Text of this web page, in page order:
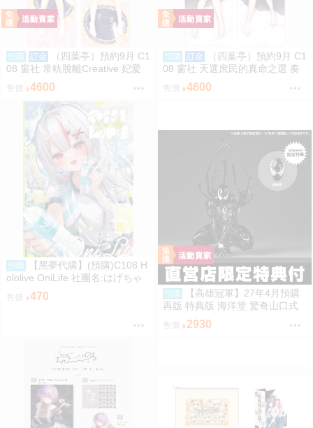
預購 訂金
（四葉亭）預約9月 C1
08 窗社 常軌脫離Creative 妃愛
抱枕套 0814
售價 4600
預購 訂金
（四葉亭）預約9月 C1
08 窗社 天選庶民的真命之選 奏
命 抱枕套 0814
售價 4600
預購
【黑夢代購】(預購)C108 H
ololive OniLife 社團名:はげちゃ
った 繪師: HAGE
售價 470 預購
【高雄冠軍】27年4月預購
再版 特典版 海洋堂 驚奇山口式
黑色戰衣蜘蛛人 共生體蜘蛛人 免
訂金0928
售價 2930